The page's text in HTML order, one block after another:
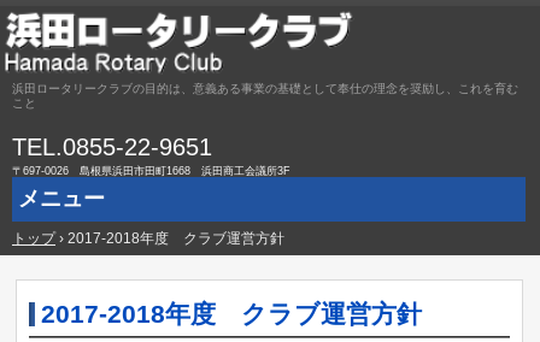
浜田ロータリークラブの目的は、意義ある事業の基礎として奉仕の理念を奨励し、これを育む
こと
TEL.0855-22-9651
〒697-0026 島根県浜田市田町1668 浜田商工会議所3F
メニュー
コ
ン
へ
トップ › 2017-2018年度 クラブ運営方針
2017-2018年度 クラブ運営方針